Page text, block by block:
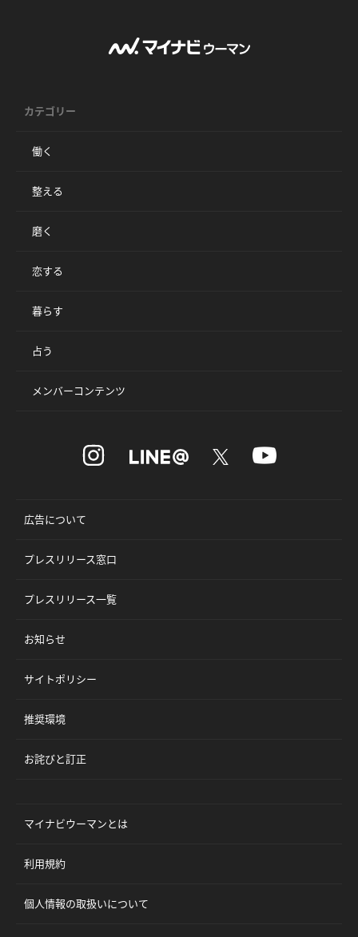
カテゴリー
働く
整える
磨く
恋する
暮らす
占う
メンバーコンテンツ
広告について
プレスリリース窓口
プレスリリース一覧
お知らせ
サイトポリシー
推奨環境
お詫びと訂正
マイナビウーマンとは
利用規約
個人情報の取扱いについて